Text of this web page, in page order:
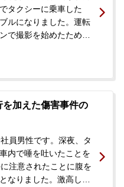
つくことへの強い不安
者への謝罪を希望して
日依頼に至りました。
タクシーに乗車した
ルになりました。運転
で撮影を始めたため、
した。そのまま警察署
届は取り下げると言っ
被害者の連絡先を教え
初1000万円、その後
な示談金を要求されま
して一度は了承したも
いかず、適正な示談交
加えた傷害事件の
員男性です。深夜、タ
内で唾を吐いたことを
注意されたことに腹を
なりました。激高した